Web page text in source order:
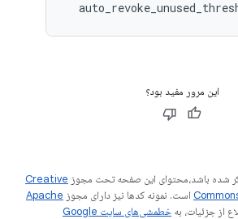
این مرور مفید بود؟
شده باشد،‌محتوای این صفحه تحت مجوز Creative
است. نمونه کدها نیز دارای مجوز Apache
از جزئیات، به
خطمشی‌های سایت Google